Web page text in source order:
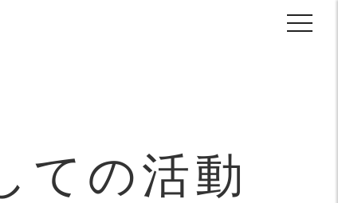
ての活動